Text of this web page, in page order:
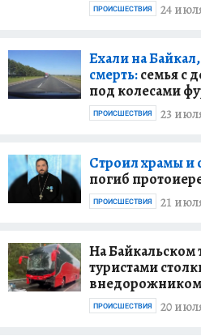
24
ПРОИСШЕСТВИЯ
Ехали на
смерть:семья с
под колесами
23
ПРОИСШЕСТВИЯ
Строил храмы и
погиб
21
ПРОИСШЕСТВИЯ
На Байкальском
туристами
внедорожником
20
ПРОИСШЕСТВИЯ